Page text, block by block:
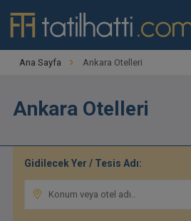
Ana Sayfa Ankara Otelleri
Ankara Otelleri
Gidilecek Yer / Tesis Adı: